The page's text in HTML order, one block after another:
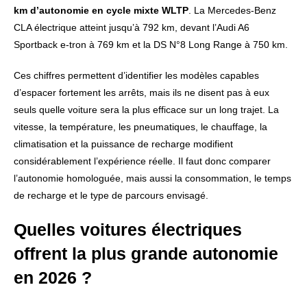
km d’autonomie en cycle mixte WLTP. La Mercedes-Benz
CLA électrique atteint jusqu’à 792 km, devant l’Audi A6
Sportback e-tron à 769 km et la DS N°8 Long Range à 750 km.
Ces chiffres permettent d’identifier les modèles capables
d’espacer fortement les arrêts, mais ils ne disent pas à eux
seuls quelle voiture sera la plus efficace sur un long trajet. La
vitesse, la température, les pneumatiques, le chauffage, la
climatisation et la puissance de recharge modifient
considérablement l’expérience réelle. Il faut donc comparer
l’autonomie homologuée, mais aussi la consommation, le temps
de recharge et le type de parcours envisagé.
Quelles voitures électriques
offrent la plus grande autonomie
en 2026 ?